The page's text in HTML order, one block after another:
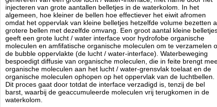
6mm.
Inlaad spruitstuk met conische toelopende gaten voor extra
turbulentie in de reactorpijp.
De schuimbeker kan eenvoudig met de hand los gedraaid
worden, en door de ingelegde 2.5mm siliconen ring dicht hij
gemakkelijk af, zonder dat er aan de buitenzijde zoutkristallen
ontstaan.
De schuimbeker heeft maar 20 mm nodig om hem te kunnen
verwijderen.
Door de uitgangpijp iets te verdraaien kan het waterniveau in de
schuimer zeer precies afgesteld worden.
De schuimers worden geleverd met omgebouwde Red-Dragon
pompen. Deze zijn zo geconstrueerd dat er geen kalkaanslag
tussen de rotor en het huis kan plaats vinden, dit doormiddel
injecteren van grote aantallen belletjes in de waterkolom. In het
algemeen, hoe kleiner de bellen hoe effectiever het eiwit afromen
omdat het oppervlak van kleine belletjes hetzelfde volume bezetten
grotere bellen met dezelfde omvang. Een groot aantal kleine
geeft een grote lucht / water interface voor hydrofobe organische
moleculen en amfifatische organische moleculen om te verzamelen
de bubble oppervlakte (de lucht / water-interface). Waterbeweging
bespoedigt diffusie van organische moleculen, die in feite brengt
organische moleculen aan het lucht / water-grensvlak toelaat en de
organische moleculen ophopen op het oppervlak van de luchtbellen.
Dit proces gaat door totdat de interface verzadigd is, tenzij de bel
barst, waarbij de geaccumuleerde moleculen vrij terugkomen in de
waterkolom.